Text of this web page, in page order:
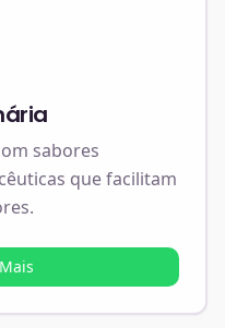
sabores
que facilitam